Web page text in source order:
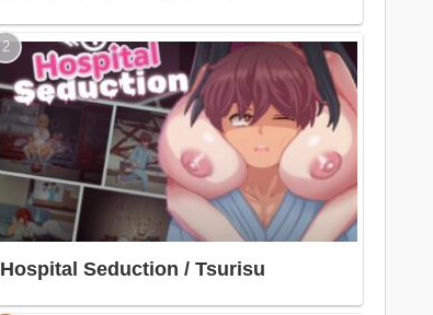
Hospital Seduction / Tsurisu